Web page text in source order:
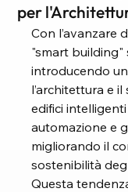
per
Con l’avanzare
"smart
introducendo
l’architettura e
edifici
automazione e
migliorando il
sostenibilità
Questa